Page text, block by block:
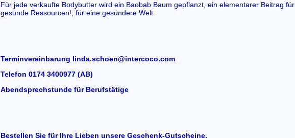
Für jede verkaufte Bodybutter wird ein Baobab Baum gepflanzt, ein elementarer Beitrag für
gesunde Ressourcen!, für eine gesündere Welt.
Terminvereinbarung linda.schoen@intercoco.com
Telefon 0174 3400977 (AB)
Abendsprechstunde für Berufstätige
Bestellen Sie für Ihre Lieben unsere Geschenk-Gutscheine.